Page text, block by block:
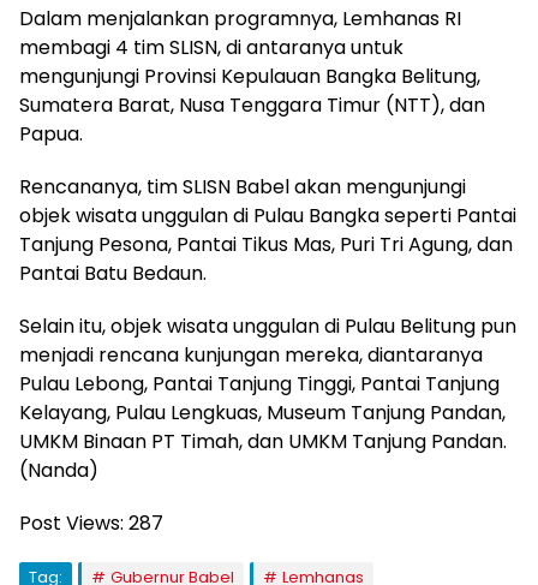
Dalam menjalankan programnya, Lemhanas RI
membagi 4 tim SLISN, di antaranya untuk
mengunjungi Provinsi Kepulauan Bangka Belitung,
Sumatera Barat, Nusa Tenggara Timur (NTT), dan
Papua.
Rencananya, tim SLISN Babel akan mengunjungi
objek wisata unggulan di Pulau Bangka seperti Pantai
Tanjung Pesona, Pantai Tikus Mas, Puri Tri Agung, dan
Pantai Batu Bedaun.
Selain itu, objek wisata unggulan di Pulau Belitung pun
menjadi rencana kunjungan mereka, diantaranya
Pulau Lebong, Pantai Tanjung Tinggi, Pantai Tanjung
Kelayang, Pulau Lengkuas, Museum Tanjung Pandan,
UMKM Binaan PT Timah, dan UMKM Tanjung Pandan.
(Nanda)
Post Views: 287
Tag: Gubernur Babel Lemhanas